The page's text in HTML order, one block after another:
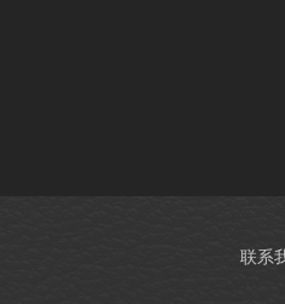
联系